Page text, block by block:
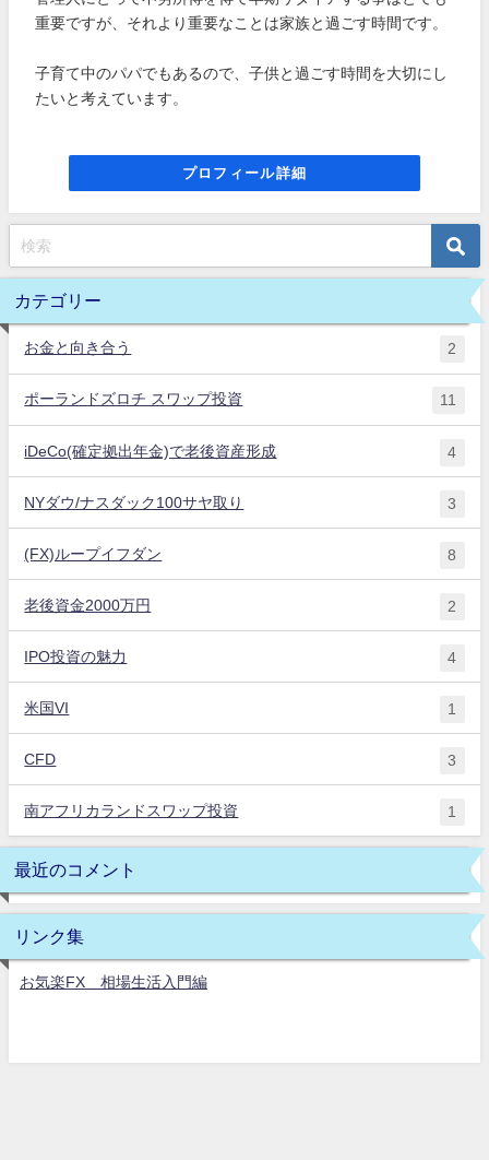
重要ですが、それより重要なことは家族と過ごす時間です。
子育て中のパパでもあるので、子供と過ごす時間を大切にし
たいと考えています。
プロフィール詳細
カテゴリー
お金と向き合う 2
ポーランドズロチ スワップ投資 11
iDeCo(確定拠出年金)で老後資産形成 4
NYダウ/ナスダック100サヤ取り 3
(FX)ループイフダン 8
老後資金2000万円 2
IPO投資の魅力 4
米国VI 1
CFD 3
南アフリカランドスワップ投資 1
最近のコメント
リンク集
お気楽FX 相場生活入門編